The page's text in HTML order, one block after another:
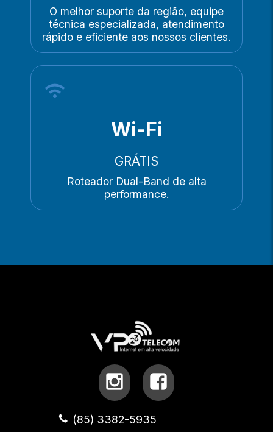
O melhor suporte da região, equipe
técnica especializada, atendimento
rápido e eficiente aos nossos clientes.
Wi-Fi
GRÁTIS
Roteador Dual-Band de alta
performance.
(85) 3382-5935